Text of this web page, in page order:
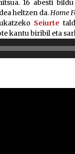
16 abesti
heltzen da.Home
Seiurte
kantu biribil eta